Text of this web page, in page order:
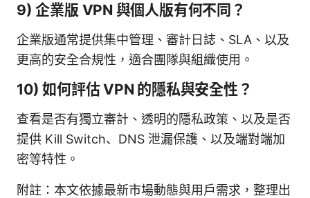
9) 企業版 VPN 與個人版有何不同？
企業版通常提供集中管理、審計日誌、SLA、以及
更高的安全合規性，適合團隊與組織使用。
10) 如何評估 VPN 的隱私與安全性？
查看是否有獨立審計、透明的隱私政策、以及是否
提供 Kill Switch、DNS 泄漏保護、以及端對端加
密等特性。
附註：本文依據最新市場動態與用戶需求，整理出